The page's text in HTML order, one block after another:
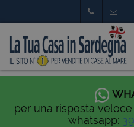
per una risposta
whatsapp: